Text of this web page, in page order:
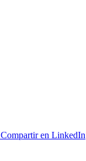
Compartir en LinkedIn